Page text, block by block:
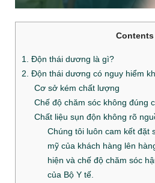
Contents
1. Độn thái dương là gì?
2. Độn thái dương có nguy hiểm
Cơ sở kém chất lượng
Chế độ chăm sóc không đúng
Chất liệu sụn độn không rõ
Chúng tôi luôn cam kết đặt
mỹ của khách hàng lên
hiện và chế độ chăm sóc
của Bộ Y tế.